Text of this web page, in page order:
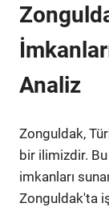
Analiz
Zonguldak,
bir ilimizdir.
imkanları
Zonguldak'ta